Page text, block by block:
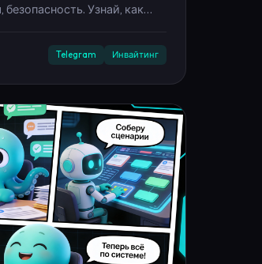
Узнай, как
Telegram Инвайтинг